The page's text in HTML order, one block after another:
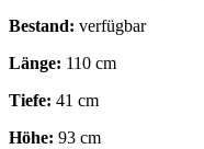
Bestand: verfügbar
Länge: 110 cm
Tiefe: 41 cm
Höhe: 93 cm